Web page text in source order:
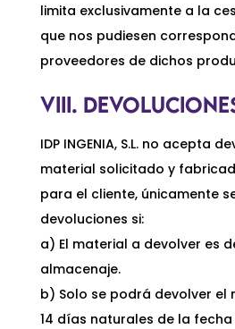
limita exclusivamente a la
que nos pudiesen
proveedores de dichos
VIII.
IDP INGENIA, S.L. no acepta
material solicitado y
para el cliente, únicamente
devoluciones si:
a) El material a devolver es
almacenaje.
b) Solo se podrá devolver el
14 días naturales de la